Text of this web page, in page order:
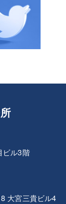
ビル3階
大宮三貴ビル4